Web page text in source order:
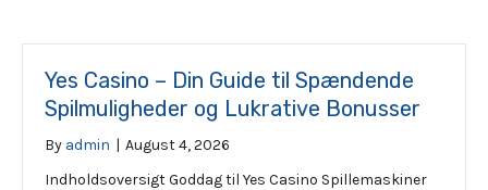
Yes Casino – Din Guide til Spændende
Spilmuligheder og Lukrative Bonusser
By admin | August 4, 2026
Indholdsoversigt Goddag til Yes Casino Spillemaskiner